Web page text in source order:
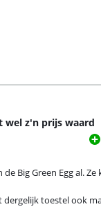
wel z'n prijs waard
Big Green Egg al.
toestel ook